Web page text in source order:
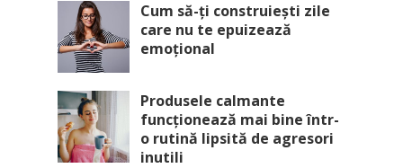
Cum să-ți construiești zile
care nu te epuizează
emoțional
Produsele calmante
funcționează mai bine într-
o rutină lipsită de agresori
inutili